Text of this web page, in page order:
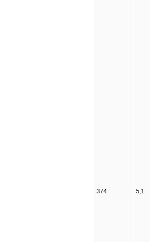
374 5,1